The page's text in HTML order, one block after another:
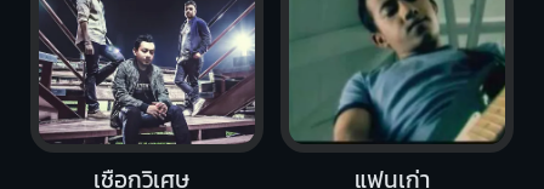
เชือกวิเศษ แฟนเก่า